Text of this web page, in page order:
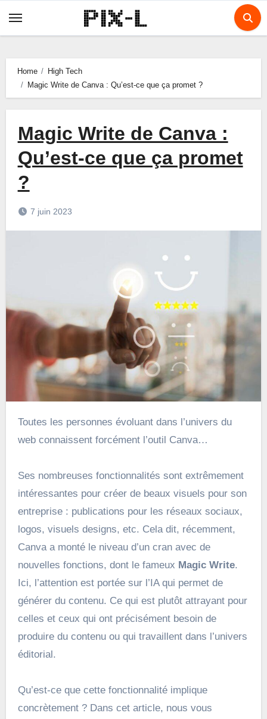
Home
High Tech
Magic Write de Canva : Qu’est-ce que ça promet ?
Magic Write de Canva :
Qu’est-ce que ça promet
?
7 juin 2023
Toutes les personnes évoluant dans l’univers du
web connaissent forcément l’outil Canva…
Ses nombreuses fonctionnalités sont extrêmement
intéressantes pour créer de beaux visuels pour son
entreprise : publications pour les réseaux sociaux,
logos, visuels designs, etc. Cela dit, récemment,
Canva a monté le niveau d’un cran avec de
nouvelles fonctions, dont le fameux Magic Write.
Ici, l’attention est portée sur l’IA qui permet de
générer du contenu. Ce qui est plutôt attrayant pour
celles et ceux qui ont précisément besoin de
produire du contenu ou qui travaillent dans l’univers
éditorial.
Qu’est-ce que cette fonctionnalité implique
concrètement ? Dans cet article, nous vous